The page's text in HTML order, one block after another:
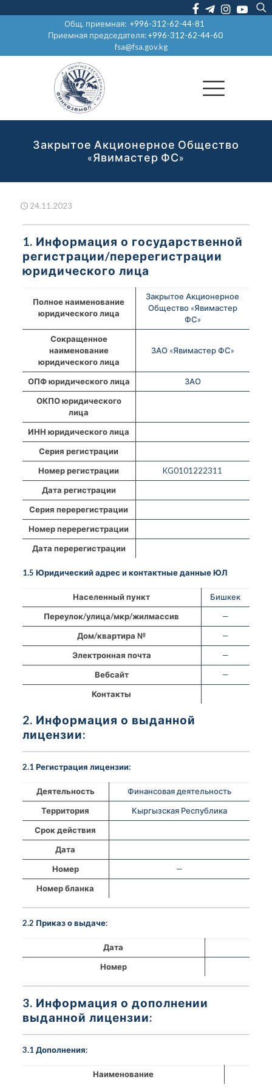
Общ. приемная:+996-312-62-44-81
Приемная председателя:+996-312-62-44-60
fsa@fsa.gov.kg
Закрытое Акционерное Общество
«Явимастер ФС»
24.11.2023
1. Информация о государственной
регистрации/перерегистрации
юридического лица
Полное наименование
юридического лица
Закрытое Акционерное
Общество «Явимастер
ФС»
Сокращенное
наименование
юридического лица
ЗАО «Явимастер ФС»
ОПФ юридического лица
ЗАО
ОКПО юридического
лица
ИНН юридического лица
Серия регистрации
Номер регистрации
KG0101222311
Дата регистрации
Серия перерегистрации
Номер перерегистрации
Дата перерегистрации
1.5 Юридический адрес и контактные данные ЮЛ
Населенный пункт
Бишкек
Переулок/улица/мкр/жилмассив
—
Дом/квартира №
—
Электронная почта
—
Вебсайт
—
Контакты
2. Информация о выданной
лицензии:
2.1 Регистрация лицензии:
Деятельность
Финансовая деятельность
Территория
Кыргызская Республика
Срок действия
Дата
Номер
—
Номер бланка
2.2 Приказ о выдаче:
Дата
Номер
3. Информация о дополнении
выданной лицензии:
3.1 Дополнения:
Наименование